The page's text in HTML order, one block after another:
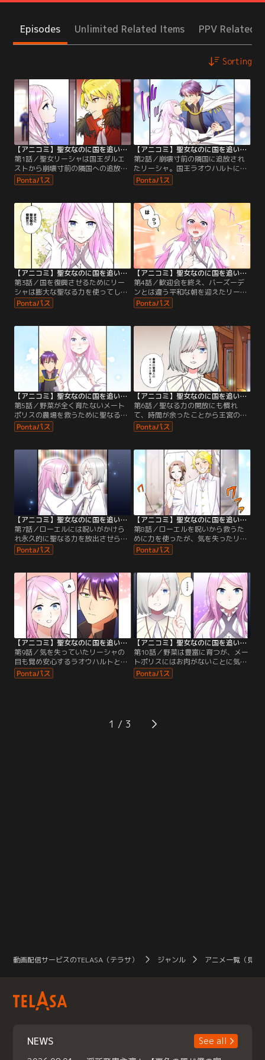
Episodes Unlimited Related Items PPV Related
Sorting
【アニコミ】聖女なのに国を追い出されたので、崩壊寸前の隣国へ来ました～力を解放したので国が平和になってきましたが元の国まで加護は届きませんよ～ 第01話
第1話／聖女リーシャは国王ダルエ
ストから崩壊寸前の隣国への追放を
命じられる。追放されたリーシャの
前に隣国の国王ラオウハルトが現
【アニコミ】聖女なのに国を追い出されたので、崩壊寸前の隣国へ来ました～力を解放したので国が平和になってきましたが元の国まで加護は届きませんよ～ 第02話
第2話／崩壊寸前の隣国に追放され
たリーシャ。国王ラオウハルトに助
けられ、そのお礼に聖女の力で国を
救うことを決意し…
【アニコミ】聖女なのに国を追い出されたので、崩壊寸前の隣国へ来ました～力を解放したので国が平和になってきましたが元の国まで加護は届きませんよ～ 第03話
第3話／国を復興させるためにリー
シャは膨大な聖なる力を使ってしま
い気を失ってしまう。目を覚ますと
そこにはラオウハルトの姿があり…
【アニコミ】聖女なのに国を追い出されたので、崩壊寸前の隣国へ来ました～力を解放したので国が平和になってきましたが元の国まで加護は届きませんよ～ 第04話
第4話／歓迎会を終え、バーズーデ
ンとは違う平和な朝を迎えたリーシ
ャ。朝食時にラオウハルトはメート
ポリスの悲惨な状況を語る。
【アニコミ】聖女なのに国を追い出されたので、崩壊寸前の隣国へ来ました～力を解放したので国が平和になってきましたが元の国まで加護は届きませんよ～ 第05話
第5話／野菜が全く育たないメート
ポリスの農場を救うために聖なる力
を解放するリーシャ。翌日、農場に
は衝撃的な変化が…
【アニコミ】聖女なのに国を追い出されたので、崩壊寸前の隣国へ来ました～力を解放したので国が平和になってきましたが元の国まで加護は届きませんよ～ 第06話
第6話／聖なる力の開放にも慣れ
て、時間が余ったことから王宮の書
庫を訪れるリーシャ。静かな書庫で
本を眺めていると突然青い目の少女
【アニコミ】聖女なのに国を追い出されたので、崩壊寸前の隣国へ来ました～力を解放したので国が平和になってきましたが元の国まで加護は届きませんよ～ 第07話
第7話／ローエルには呪いがかけら
れ永久的に聖なる力を放出させられ
ていることを知ったリーシャ。そん
なリーシャがとった行動とは…
【アニコミ】聖女なのに国を追い出されたので、崩壊寸前の隣国へ来ました～力を解放したので国が平和になってきましたが元の国まで加護は届きませんよ～ 第08話
第8話／ローエルを呪いから救うた
めに力を使ったが、気を失ったリー
シャ。同時期、リーシャの母国バー
ズーデンではとある出来事が起こり
【アニコミ】聖女なのに国を追い出されたので、崩壊寸前の隣国へ来ました～力を解放したので国が平和になってきましたが元の国まで加護は届きませんよ～ 第09話
第9話／気を失っていたリーシャの
目も覚め安心するラオウハルトとロ
ーエル。そんな中、ラオウハルトの
婚約者についての話題になり…
【アニコミ】聖女なのに国を追い出されたので、崩壊寸前の隣国へ来ました～力を解放したので国が平和になってきましたが元の国まで加護は届きませんよ～ 第10話
第10話／野菜は豊富に育つが、メー
トポリスにはお肉がないことに気づ
いたリーシャ。ローエルに相談した
ところ、とある方法を提案され…
1
動画配信サービスのTELASA（テラサ） ジャンル アニメ一覧（見放
NEWS
See all